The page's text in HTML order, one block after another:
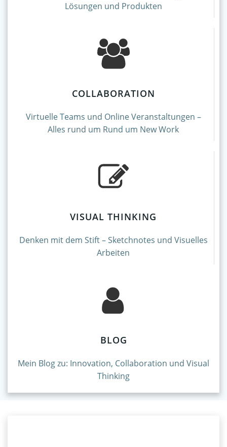
Lösungen und Produkten
COLLABORATION
Virtuelle Teams und Online Veranstaltungen –
Alles rund um Rund um New Work
VISUAL THINKING
Denken mit dem Stift – Sketchnotes und Visuelles
Arbeiten
BLOG
Mein Blog zu: Innovation, Collaboration und Visual
Thinking